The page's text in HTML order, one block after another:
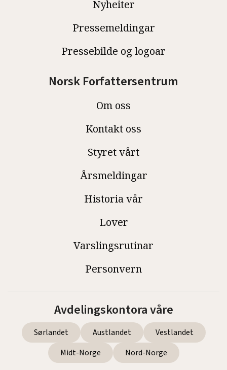
Nyheiter
Pressemeldingar
Pressebilde og logoar
Norsk Forfattersentrum
Om oss
Kontakt oss
Styret vårt
Årsmeldingar
Historia vår
Lover
Varslingsrutinar
Personvern
Avdelingskontora våre
Sørlandet Austlandet
Vestlandet
Midt-Norge
Nord-Norge